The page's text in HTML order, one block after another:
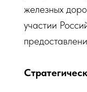
железных
участии